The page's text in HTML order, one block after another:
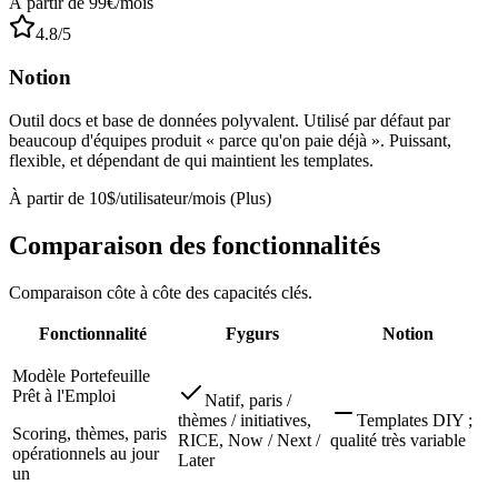
4.8/5
Notion
Outil docs et base de données polyvalent. Utilisé par défaut par
beaucoup d'équipes produit « parce qu'on paie déjà ». Puissant,
flexible, et dépendant de qui maintient les templates.
À partir de 10$/utilisateur/mois (Plus)
Comparaison des fonctionnalités
Comparaison côte à côte des capacités clés.
Fonctionnalité Fygurs Notion
Modèle Portefeuille
Prêt à l'Emploi
Scoring, thèmes, paris
opérationnels au jour
un
Natif, paris /
thèmes / initiatives,
RICE, Now / Next /
Later
Templates DIY ;
qualité très variable